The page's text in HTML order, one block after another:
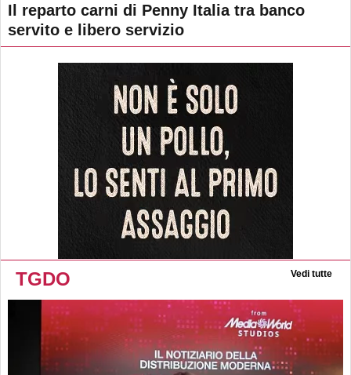
Il reparto carni di Penny Italia tra banco
servito e libero servizio
TGDO Vedi tutte